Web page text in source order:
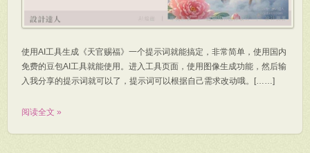
使用AI工具生成《天官赐福》一个提示词就能搞定，非常简单，使用国内
免费的豆包AI工具就能使用。进入工具页面，使用图像生成功能，然后输
入我分享的提示词就可以了，提示词可以根据自己需求改动哦。[……]
阅读全文 »